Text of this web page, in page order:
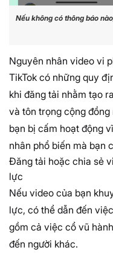
Nếu không có thông báo
Nguyên nhân video vi
TikTok có những quy
khi đăng tải nhằm tạo
và tôn trọng cộng
bạn bị cấm hoạt động
nhân phổ biến mà bạn
Đăng tải hoặc chia sẻ
lực
Nếu video của bạn
lực, có thể dẫn đến
gồm cả việc cổ vũ
đến người khác.